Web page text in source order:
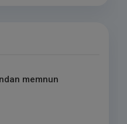
memnun